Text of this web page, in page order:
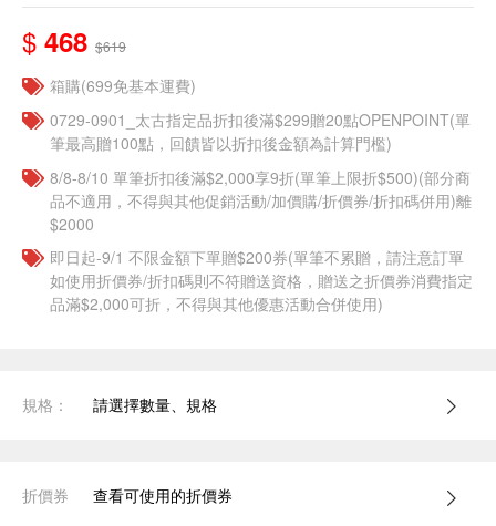
$ 468 $619
箱購(699免基本運費)
0729-0901_太古指定品折扣後滿$299贈20點OPENPOINT(單
筆最高贈100點，回饋皆以折扣後金額為計算門檻)
8/8-8/10 單筆折扣後滿$2,000享9折(單筆上限折$500)(部分商
品不適用，不得與其他促銷活動/加價購/折價券/折扣碼併用)離
$2000
即日起-9/1 不限金額下單贈$200券(單筆不累贈，請注意訂單
如使用折價券/折扣碼則不符贈送資格，贈送之折價券消費指定
品滿$2,000可折，不得與其他優惠活動合併使用)
規格： 請選擇數量、規格
折價券 查看可使用的折價券